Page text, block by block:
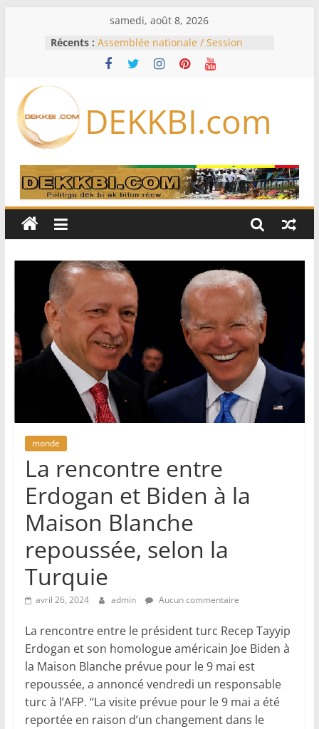
samedi, août 8, 2026
Récents : Assemblée nationale / Session
extraordinaire: Six commissions
d’enquête à l’ordre du jour ce lundi
Bénin: Patrice Talon élu président
du Sénat, moins de trois mois
Pakistan et la Turquie signent un
accord de défense
RD Congo: Kinshasa interdit les
exportations de cuivre et de cobalt
production
DEKKBI.com
monde
La rencontre entre
Erdogan et Biden à la
Maison Blanche
repoussée, selon la
Turquie
avril 26, 2024 admin Aucun commentaire
La rencontre entre le président turc Recep Tayyip
Erdogan et son homologue américain Joe Biden à
la Maison Blanche prévue pour le 9 mai est
repoussée, a annoncé vendredi un responsable
turc à l’AFP. “La visite prévue pour le 9 mai a été
reportée en raison d’un changement dans le